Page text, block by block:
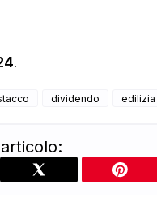
.
dividendo edilizia